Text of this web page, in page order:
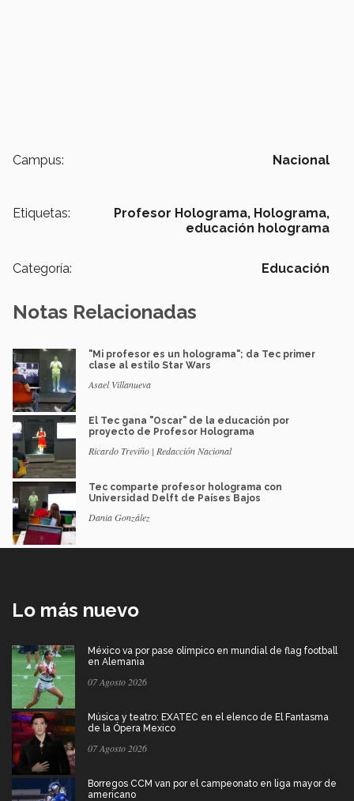
Campus: Nacional
Etiquetas: Profesor Holograma, Holograma,
educación holograma
Categoría: Educación
Notas Relacionadas
"Mi profesor es un holograma"; da Tec primer
clase al estilo Star Wars
Asael Villanueva
El Tec gana "Oscar" de la educación por
proyecto de Profesor Holograma
Ricardo Treviño | Redacción Nacional
Tec comparte profesor holograma con
Universidad Delft de Países Bajos
Dania González
Lo más nuevo
México va por pase olímpico en mundial de flag football
en Alemania
07 Agosto 2026
Música y teatro: EXATEC en el elenco de El Fantasma
de la Ópera Mexico
07 Agosto 2026
Borregos CCM van por el campeonato en liga mayor de
americano